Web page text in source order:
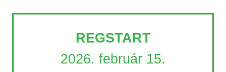
REGSTART
2026. február 15.